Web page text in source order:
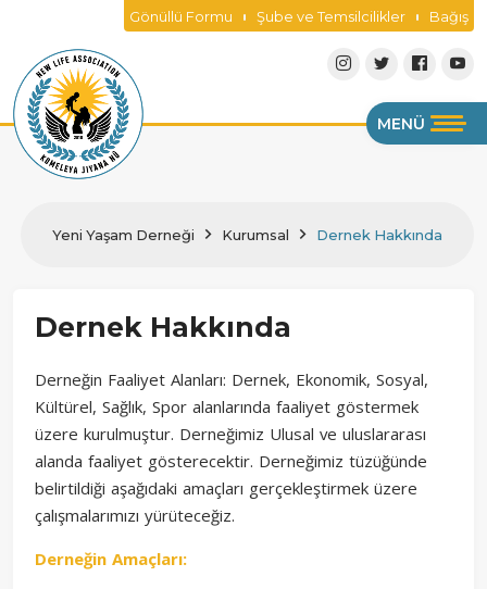
Gönüllü Formu Şube ve Temsilcilikler Bağış
MENÜ
Yeni Yaşam Derneği Kurumsal Dernek Hakkında
Dernek Hakkında
Derneğin Faaliyet Alanları: Dernek, Ekonomik, Sosyal,
Kültürel, Sağlık, Spor alanlarında faaliyet göstermek
üzere kurulmuştur. Derneğimiz Ulusal ve uluslararası
alanda faaliyet gösterecektir. Derneğimiz tüzüğünde
belirtildiği aşağıdaki amaçları gerçekleştirmek üzere
çalışmalarımızı yürüteceğiz.
Derneğin Amaçları: